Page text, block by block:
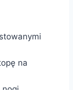
na